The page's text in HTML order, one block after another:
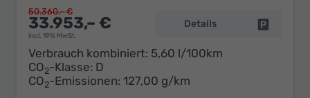
33.953,– €
incl. 19% MwSt.
50.360,– €
Details
Verbrauch kombiniert: 5,60 l/100km
CO2-Klasse: D
CO2-Emissionen: 127,00 g/km